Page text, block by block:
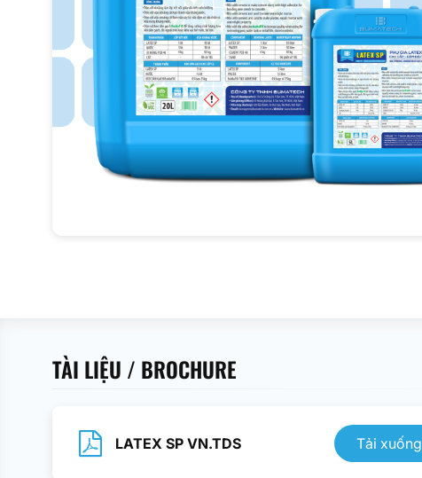
TÀI LIỆU / BROCHURE
LATEX SP VN.TDS Tải xuống